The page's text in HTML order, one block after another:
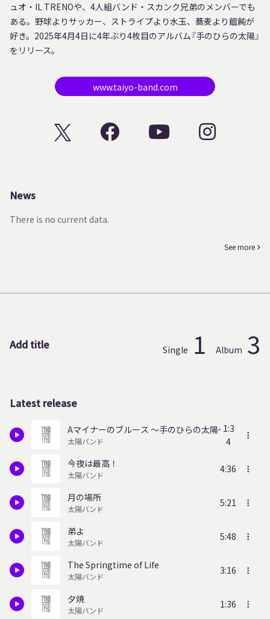
ュオ・IL TRENOや、4人組バンド・スカンク兄弟のメンバーでも
ある。野球よりサッカー、ストライプより水玉、蕎麦より饂飩が
好き。2025年4月4日に4年ぶり4枚目のアルバム『手のひらの太陽』
をリリース。
www.taiyo-band.com
News
There is no current data.
See more
Add title Single 1 Album 3
Latest release
Aマイナーのブルース ～手のひらの太陽～
太陽バンド
1:3
4
今夜は最高！
太陽バンド
4:36
月の場所
太陽バンド
5:21
弟よ
太陽バンド
5:48
The Springtime of Life
太陽バンド
3:16
夕焼
太陽バンド
1:36